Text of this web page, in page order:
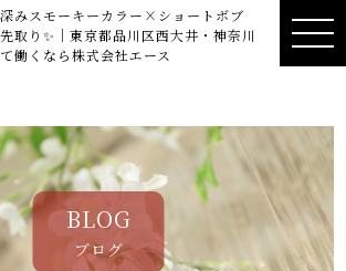
みスモーキーカラー×ショートボブ
取り✨｜東京都品川区西大井・神奈川
働くなら株式会社エース
BLOG
ブログ